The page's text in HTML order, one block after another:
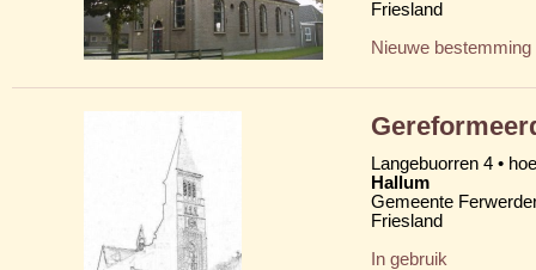
Friesland
Nieuwe bestemming
Langebuorren 4 •
Hallum
Gemeente
Friesland
In gebruik